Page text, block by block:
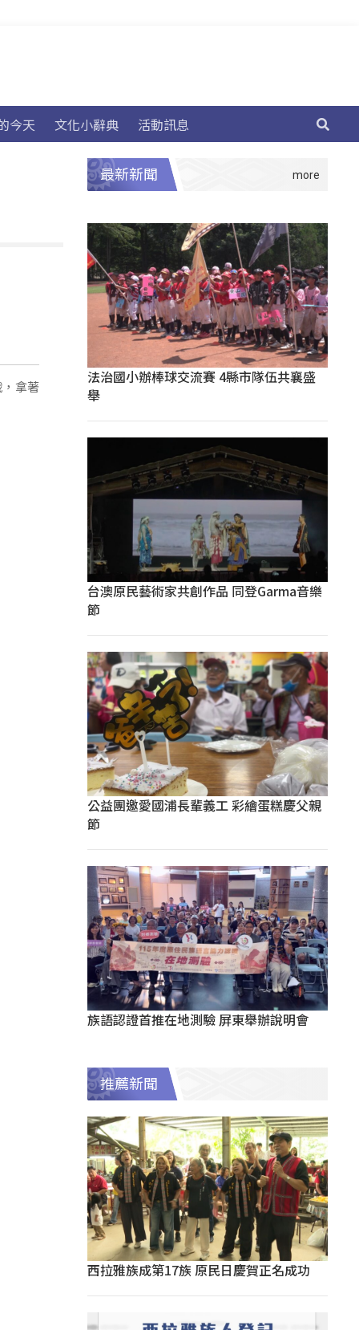
今天 文化小辭典 活動訊息
拿著
最新新聞
法治國小辦棒球交流賽 4縣市隊伍共襄盛
舉
台澳原民藝術家共創作品 同登Garma音樂
節
公益團邀愛國浦長輩義工 彩繪蛋糕慶父親
節
族語認證首推在地測驗 屏東舉辦說明會
推薦新聞
西拉雅族成第17族 原民日慶賀正名成功